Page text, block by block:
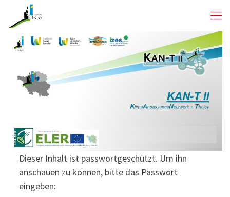
Dieser Inhalt ist passwortgeschützt. Um ihn
anschauen zu können, bitte das Passwort
eingeben: